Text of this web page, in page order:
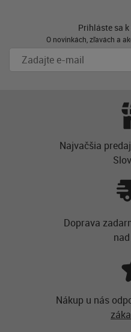
Prihláste sa
O novinkách, zľavách a
Najvačšia
Doprava
Nákup u nás